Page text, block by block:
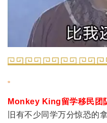
Monkey King留学移民团
旧有不少同学万分惊恐的